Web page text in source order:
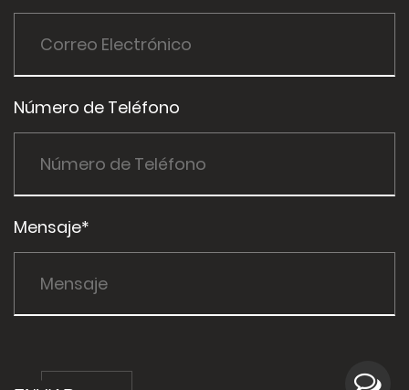
Número de Teléfono
Mensaje*